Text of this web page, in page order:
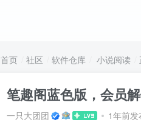
首页 社区 软件仓库 小说阅读
笔趣阁蓝色版，会员
一只大团团 1年前发